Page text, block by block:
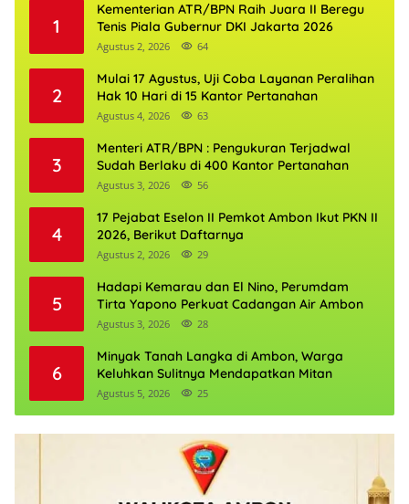
1
Kementerian ATR/BPN Raih Juara II Beregu
Tenis Piala Gubernur DKI Jakarta 2026
Agustus 2, 2026 64
2
Mulai 17 Agustus, Uji Coba Layanan Peralihan
Hak 10 Hari di 15 Kantor Pertanahan
Agustus 4, 2026 63
3
Menteri ATR/BPN : Pengukuran Terjadwal
Sudah Berlaku di 400 Kantor Pertanahan
Agustus 3, 2026 56
4
17 Pejabat Eselon II Pemkot Ambon Ikut PKN II
2026, Berikut Daftarnya
Agustus 2, 2026 29
5
Hadapi Kemarau dan El Nino, Perumdam
Tirta Yapono Perkuat Cadangan Air Ambon
Agustus 3, 2026 28
6
Minyak Tanah Langka di Ambon, Warga
Keluhkan Sulitnya Mendapatkan Mitan
Agustus 5, 2026 25